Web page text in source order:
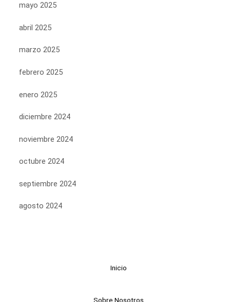
mayo 2025
abril 2025
marzo 2025
febrero 2025
enero 2025
diciembre 2024
noviembre 2024
octubre 2024
septiembre 2024
agosto 2024
Inicio
Sobre Nosotros